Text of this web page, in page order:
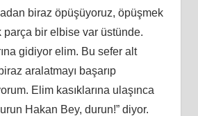
biraz öpüşüyoruz, öpüşmek
parça bir elbise var üstünde.
gidiyor elim. Bu sefer alt
aralatmayı başarıp
Elim kasıklarına ulaşınca
Hakan Bey, durun!” diyor.